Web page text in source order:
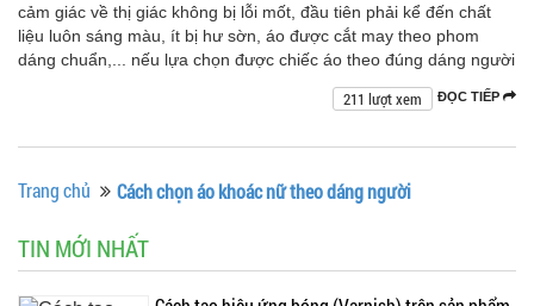
cảm giác về thị giác không bị lỗi mốt, đầu tiên phải kể đến chất
liệu luôn sáng màu, ít bị hư sờn, áo được cắt may theo phom
dáng chuẩn,... nếu lựa chọn được chiếc áo theo đúng dáng người
ĐỌC TIẾP
211 lượt xem
Trang chủ Cách chọn áo khoác nữ theo dáng người
TIN MỚI NHẤT